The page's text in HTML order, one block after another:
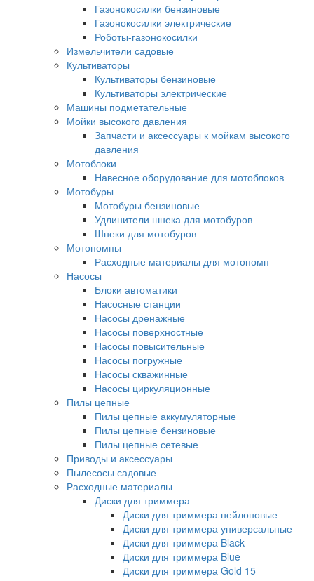
Газонокосилки бензиновые
Газонокосилки электрические
Роботы-газонокосилки
Измельчители садовые
Культиваторы
Культиваторы бензиновые
Культиваторы электрические
Машины подметательные
Мойки высокого давления
Запчасти и аксессуары к мойкам высокого
давления
Мотоблоки
Навесное оборудование для мотоблоков
Мотобуры
Мотобуры бензиновые
Удлинители шнека для мотобуров
Шнеки для мотобуров
Мотопомпы
Расходные материалы для мотопомп
Насосы
Блоки автоматики
Насосные станции
Насосы дренажные
Насосы поверхностные
Насосы повысительные
Насосы погружные
Насосы скважинные
Насосы циркуляционные
Пилы цепные
Пилы цепные аккумуляторные
Пилы цепные бензиновые
Пилы цепные сетевые
Приводы и аксессуары
Пылесосы садовые
Расходные материалы
Диски для триммера
Диски для триммера нейлоновые
Диски для триммера универсальные
Диски для триммера Black
Диски для триммера Blue
Диски для триммера Gold 15